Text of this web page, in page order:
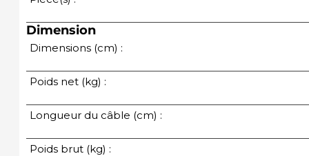
Dimension
Dimensions (cm) :
Poids net (kg) :
Longueur du câble (cm) :
Poids brut (kg) :